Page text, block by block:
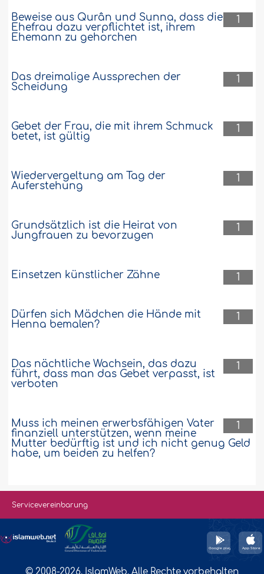
1
Beweise aus Qurân und Sunna, dass die
Ehefrau dazu verpflichtet ist, ihrem
Ehemann zu gehorchen
1
Das dreimalige Aussprechen der
Scheidung
1
Gebet der Frau, die mit ihrem Schmuck
betet, ist gültig
1
Wiedervergeltung am Tag der
Auferstehung
1
Grundsätzlich ist die Heirat von
Jungfrauen zu bevorzugen
1
Einsetzen künstlicher Zähne
1
Dürfen sich Mädchen die Hände mit
Henna bemalen?
1
Das nächtliche Wachsein, das dazu
führt, dass man das Gebet verpasst, ist
verboten
1
Muss ich meinen erwerbsfähigen Vater
finanziell unterstützen, wenn meine
Mutter bedürftig ist und ich nicht genug Geld
habe, um beiden zu helfen?
Servicevereinbarung